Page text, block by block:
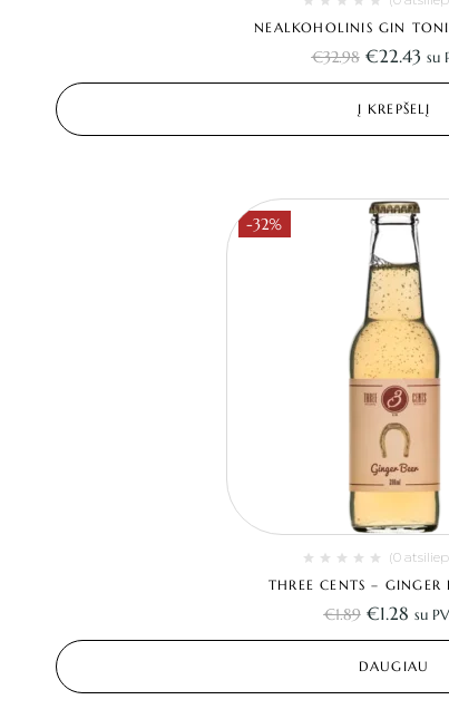
NEALKOHOLINIS GIN
€32.98 €22.43 su
Į KREPŠELĮ
-32%
(0
THREE CENTS – GINGER
€1.89 €1.28 su
DAUGIAU